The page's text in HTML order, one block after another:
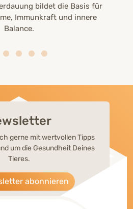
bildet die Basis für
Immunkraft und innere
Balance.
gerne mit wertvollen Tipps
um die Gesundheit Deines
Tieres.
abonnieren